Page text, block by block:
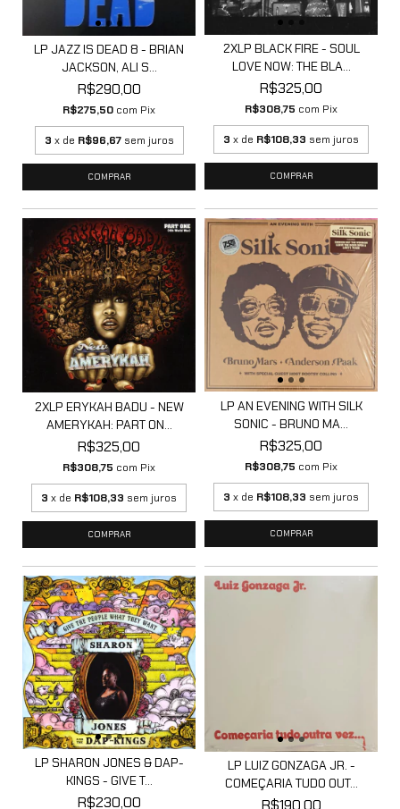
LP JAZZ IS DEAD 8 - BRIAN
JACKSON, ALI S...
R$290,00
R$275,50 com Pix
3 x de R$96,67 sem juros
2XLP BLACK FIRE - SOUL
LOVE NOW: THE BLA...
R$325,00
R$308,75 com Pix
3 x de R$108,33 sem juros
2XLP ERYKAH BADU - NEW
AMERYKAH: PART ON...
R$325,00
R$308,75 com Pix
3 x de R$108,33 sem juros
LP AN EVENING WITH SILK
SONIC - BRUNO MA...
R$325,00
R$308,75 com Pix
3 x de R$108,33 sem juros
LP SHARON JONES & DAP-
KINGS - GIVE T...
R$230,00
LP LUIZ GONZAGA JR. -
COMEÇARIA TUDO OUT...
R$190,00